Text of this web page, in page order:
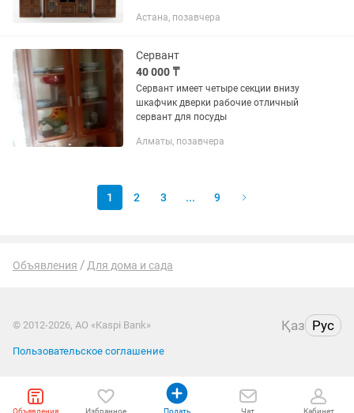
Покупали за 500 000 тг Состояние
Астана, позавчера
Сервант
40 000 ₸
Сервант имеет четыре секции внизу
шкафчик дверки рабочие отличный
сервант для посуды
Алматы, позавчера
1 2 3 ... 9
Объявления Для дома и сада
© 2012-2026, АО «Kaspi Bank» Қаз Рус
Пользовательское соглашение
Объявления Избранное Подать Чат Кабинет